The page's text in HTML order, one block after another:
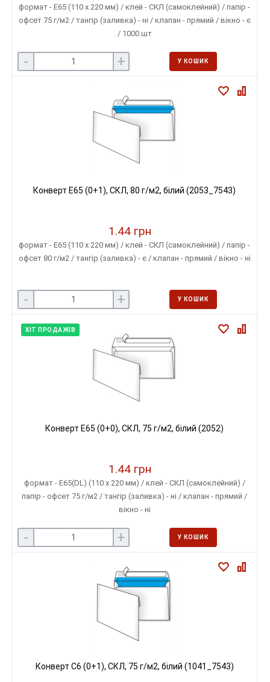
формат - E65 (110 х 220 мм) / клей - СКЛ (самоклейний) / папір -
офсет 75 г/м2 / тангір (заливка) - ні / клапан - прямий / вікно - є
/ 1000 шт
- + У КОШИК
Конверт E65 (0+1), СКЛ, 80 г/м2, білий (2053_7543)
1.44 грн
формат - E65 (110 х 220 мм) / клей - СКЛ (самоклейний) / папір -
офсет 80 г/м2 / тангір (заливка) - є / клапан - прямий / вікно - ні
- + У КОШИК
ХІТ ПРОДАЖІВ
Конверт E65 (0+0), СКЛ, 75 г/м2, білий (2052)
1.44 грн
формат - E65(DL) (110 х 220 мм) / клей - СКЛ (самоклейний) /
папір - офсет 75 г/м2 / тангір (заливка) - ні / клапан - прямий /
вікно - ні
- + У КОШИК
Конверт C6 (0+1), СКЛ, 75 г/м2, білий (1041_7543)